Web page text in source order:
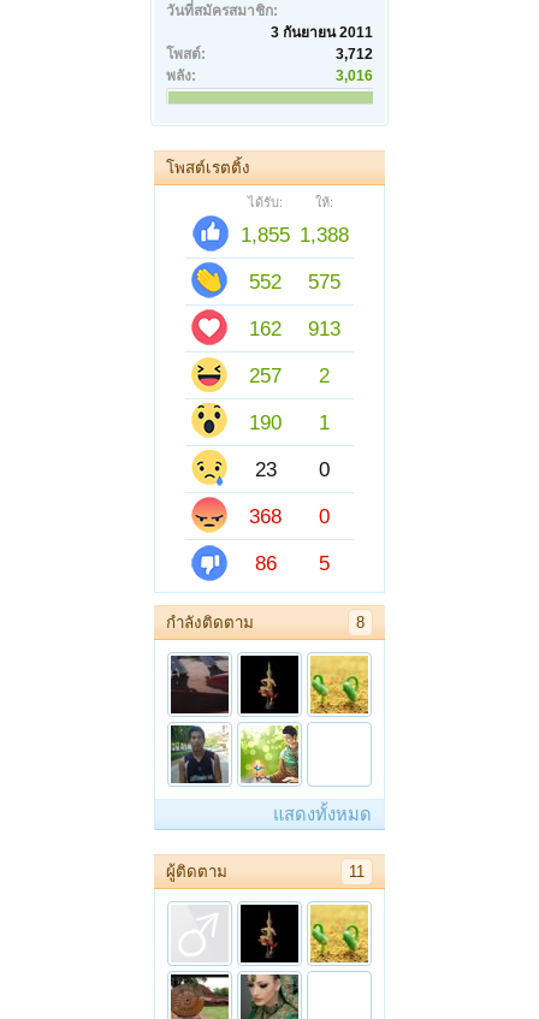
วันที่สมัครสมาชิก:
3 กันยายน 2011
โพสต์:
3,712
พลัง:
3,016
โพสต์เรตติ้ง
ได้รับ: ให้:
1,855 1,388
552
575
162
913
257
2
190
1
23
0
368
0
86
5
กำลังติดตาม 8
แสดงทั้งหมด
ผู้ติดตาม 11